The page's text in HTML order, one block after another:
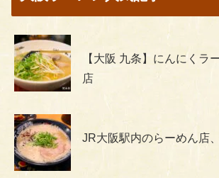
【大阪 九条】にんにくラ
店
JR大阪駅内のらーめん店